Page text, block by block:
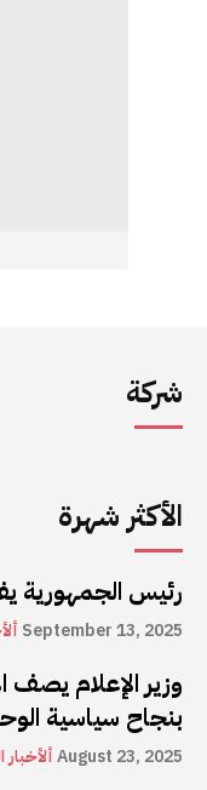
شركة
الأكثر شهرة
رئيس الجمهورية
September 13, 2025
وزير الإعلام يصف
بنجاح سياسية
ألأخبارAugust 23, 2025